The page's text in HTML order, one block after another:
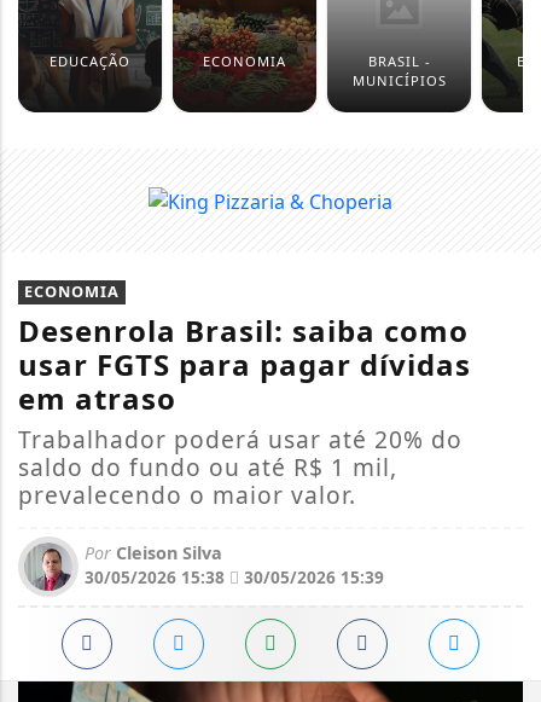
EDUCAÇÃO ECONOMIA
BRASIL -
MUNICÍPIOS
ECONOMIA
Desenrola Brasil: saiba como
usar FGTS para pagar dívidas
em atraso
Trabalhador poderá usar até 20% do
saldo do fundo ou até R$ 1 mil,
prevalecendo o maior valor.
Por Cleison Silva
30/05/2026 15:38
30/05/2026 15:39